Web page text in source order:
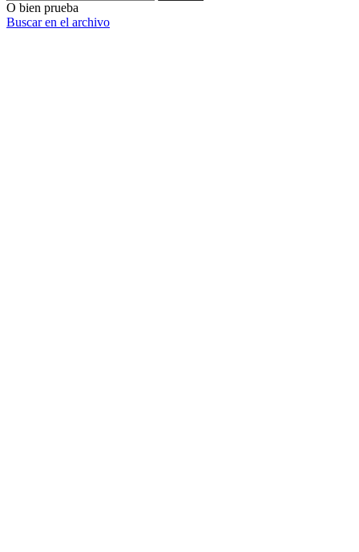
O bien prueba
Buscar en el archivo